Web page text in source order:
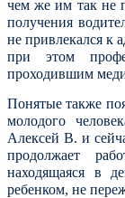
чем же им так не
получения
не привлекался к
при этом
проходившим
Понятые также
молодого
Алексей В. и
продолжает
находящаяся в
ребенком, не